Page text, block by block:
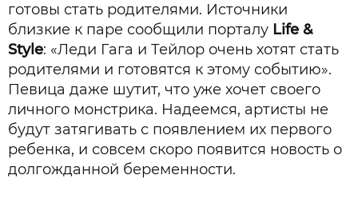
готовы стать родителями. Источники
близкие к паре сообщили порталу Life &
Style: «Леди Гага и Тейлор очень хотят стать
родителями и готовятся к этому событию».
Певица даже шутит, что уже хочет своего
личного монстрика. Надеемся, артисты не
будут затягивать с появлением их первого
ребенка, и совсем скоро появится новость о
долгожданной беременности.